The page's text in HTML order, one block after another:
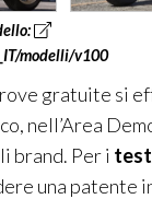
modelli/v100
gratuite si
nell’Area
brand. Per i
una patente